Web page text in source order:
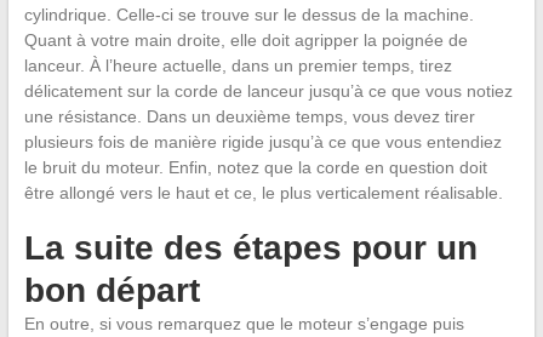
cylindrique. Celle-ci se trouve sur le dessus de la machine.
Quant à votre main droite, elle doit agripper la poignée de
lanceur. À l’heure actuelle, dans un premier temps, tirez
délicatement sur la corde de lanceur jusqu’à ce que vous notiez
une résistance. Dans un deuxième temps, vous devez tirer
plusieurs fois de manière rigide jusqu’à ce que vous entendiez
le bruit du moteur. Enfin, notez que la corde en question doit
être allongé vers le haut et ce, le plus verticalement réalisable.
La suite des étapes pour un
bon départ
En outre, si vous remarquez que le moteur s’engage puis